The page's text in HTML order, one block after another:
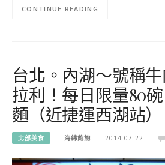
CONTINUE READING
台北。內湖～號稱
拉利！每日限量80
麵（近捷運西湖站）
北部美食 海綿飽飽 2014-07-22